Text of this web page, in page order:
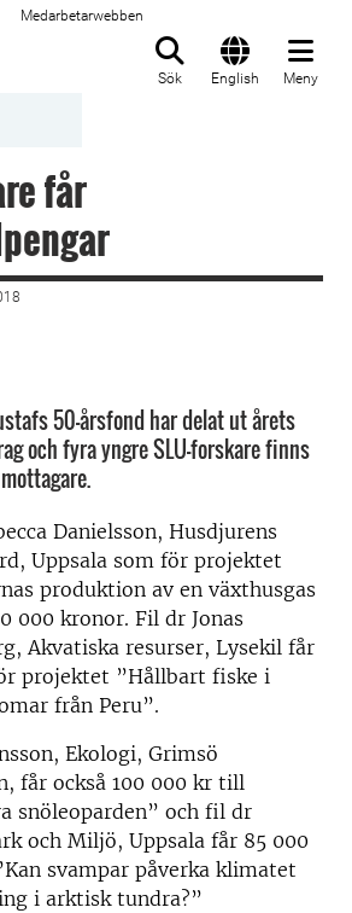
Medarbetarwebben
Sök English Meny
får
50-årsfond har delat ut årets
och fyra yngre SLU-forskare finns
Danielsson, Husdjurens
Uppsala som för projektet
produktion av en växthusgas
000 kronor. Fil dr Jonas
Akvatiska resurser, Lysekil får
projektet ”Hållbart fiske i
från Peru”.
Ekologi, Grimsö
får också 100 000 kr till
snöleoparden” och fil dr
och Miljö, Uppsala får 85 000
svampar påverka klimatet
i arktisk tundra?”